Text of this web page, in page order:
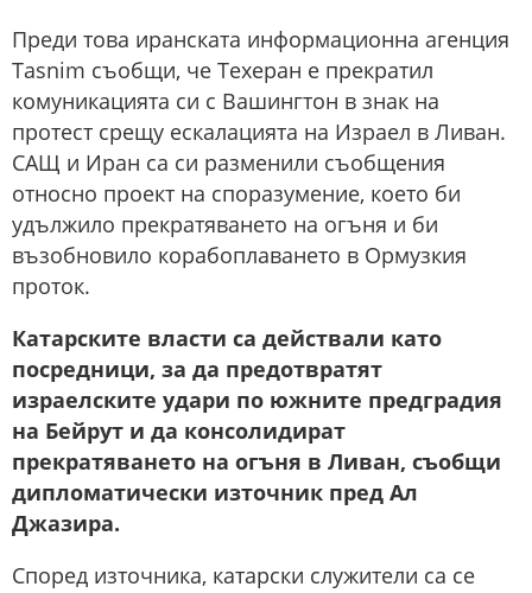
Преди това иранската информационна агенция
Tasnim съобщи, че Техеран е прекратил
комуникацията си с Вашингтон в знак на
протест срещу ескалацията на Израел в Ливан.
САЩ и Иран са си разменили съобщения
относно проект на споразумение, което би
удължило прекратяването на огъня и би
възобновило корабоплаването в Ормузкия
проток.
Катарските власти са действали като
посредници, за да предотвратят
израелските удари по южните предградия
на Бейрут и да консолидират
прекратяването на огъня в Ливан, съобщи
дипломатически източник пред Ал
Джазира.
Според източника, катарски служители са се